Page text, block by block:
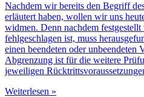
Nachdem wir bereits den Begriff
erläutert haben, wollen wir uns
widmen. Denn nachdem
fehlgeschlagen ist, muss
einen beendeten oder unbeendeten
Abgrenzung ist für die weitere
jeweiligen
Weiterlesen »